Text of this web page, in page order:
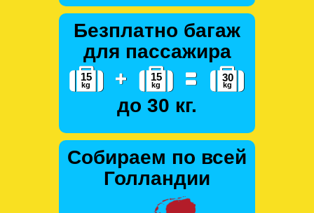
Безплатно багаж
для пассажира
до 30 кг.
Собираем по всей
Голландии